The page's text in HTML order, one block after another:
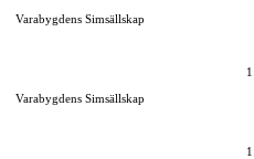
Varabygdens Simsällskap
Varabygdens Simsällskap